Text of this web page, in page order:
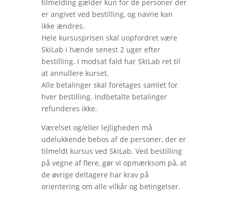
tilmelding gælder kun for de personer der
er angivet ved bestilling, og navne kan
ikke ændres.
Hele kursusprisen skal uopfordret være
SkiLab i hænde senest 2 uger efter
bestilling. I modsat fald har SkiLab ret til
at annullere kurset.
Alle betalinger skal foretages samlet for
hver bestilling. Indbetalte betalinger
refunderes ikke.
Værelset og/eller lejligheden må
udelukkende bebos af de personer, der er
tilmeldt kursus ved SkiLab. Ved bestilling
på vegne af flere, gør vi opmærksom på, at
de øvrige deltagere har krav på
orientering om alle vilkår og betingelser.